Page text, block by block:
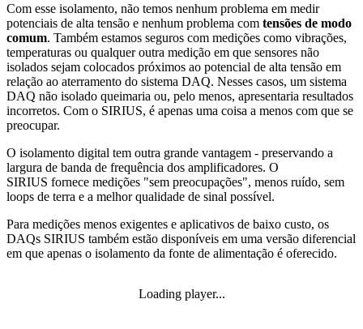
Com esse isolamento, não temos nenhum problema em medir
potenciais de alta tensão e nenhum problema com tensões de modo
comum. Também estamos seguros com medições como vibrações,
temperaturas ou qualquer outra medição em que sensores não
isolados sejam colocados próximos ao potencial de alta tensão em
relação ao aterramento do sistema DAQ. Nesses casos, um sistema
DAQ não isolado queimaria ou, pelo menos, apresentaria resultados
incorretos. Com o SIRIUS, é apenas uma coisa a menos com que se
preocupar.
O isolamento digital tem outra grande vantagem - preservando a
largura de banda de frequência dos amplificadores. O
SIRIUS fornece medições "sem preocupações", menos ruído, sem
loops de terra e a melhor qualidade de sinal possível.
Para medições menos exigentes e aplicativos de baixo custo, os
DAQs SIRIUS também estão disponíveis em uma versão diferencial
em que apenas o isolamento da fonte de alimentação é oferecido.
Loading player...